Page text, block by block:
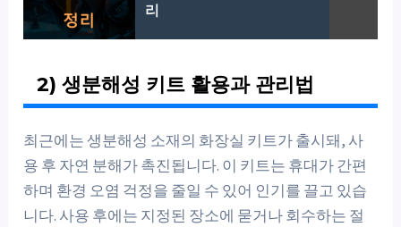
리
2) 생분해성 키트 활용과 관리법
최근에는 생분해성 소재의 화장실 키트가 출시돼, 사
용 후 자연 분해가 촉진됩니다. 이 키트는 휴대가 간편
하며 환경 오염 걱정을 줄일 수 있어 인기를 끌고 있습
니다. 사용 후에는 지정된 장소에 묻거나 회수하는 절